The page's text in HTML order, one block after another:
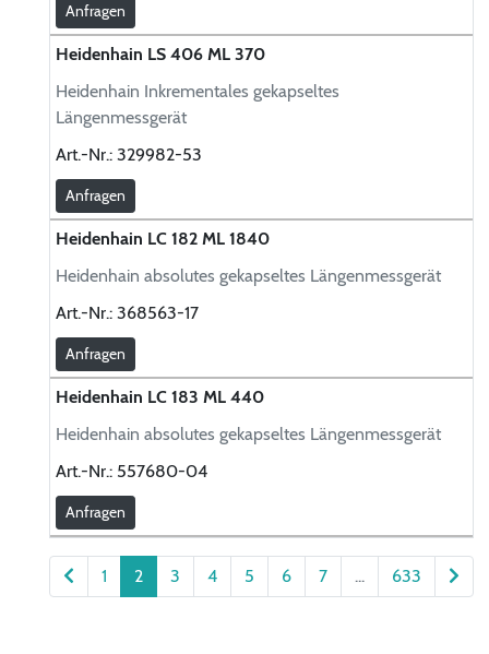
Anfragen
Heidenhain LS 406 ML 370
Heidenhain Inkrementales gekapseltes
Längenmessgerät
Art.-Nr.: 329982-53
Anfragen
Heidenhain LC 182 ML 1840
Heidenhain absolutes gekapseltes Längenmessgerät
Art.-Nr.: 368563-17
Anfragen
Heidenhain LC 183 ML 440
Heidenhain absolutes gekapseltes Längenmessgerät
Art.-Nr.: 557680-04
Anfragen
1 2 3 4 5 6 7 ... 633